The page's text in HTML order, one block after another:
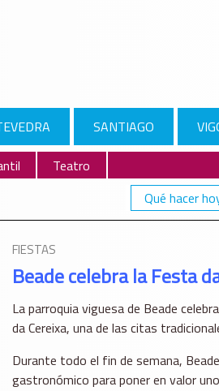
SANTIAGO
Teatro
Qué hacer
FIESTAS
Beade celebra la Festa
La parroquia viguesa de Beade
da Cereixa, una de las citas
Durante todo el fin de semana,
gastronómico para poner en valor